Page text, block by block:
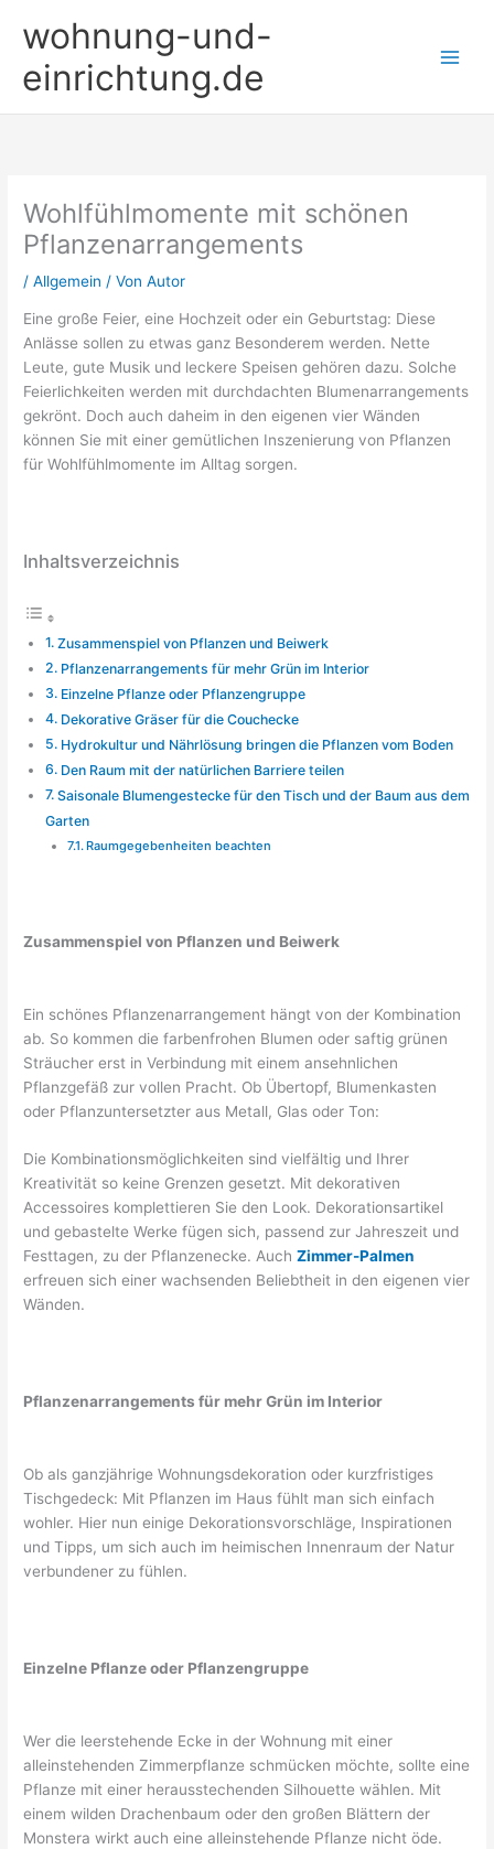
Inhaltwohnung-und-
einrichtung.de
Wohlfühlmomente mit schönen
Pflanzenarrangements
/Allgemein / VonAutor
Eine große Feier, eine Hochzeit oder ein Geburtstag: Diese
Anlässe sollen zu etwas ganz Besonderem werden. Nette
Leute, gute Musik und leckere Speisen gehören dazu. Solche
Feierlichkeiten werden mit durchdachten Blumenarrangements
gekrönt. Doch auch daheim in den eigenen vier Wänden
können Sie mit einer gemütlichen Inszenierung von Pflanzen
für Wohlfühlmomente im Alltag sorgen.
Inhaltsverzeichnis
Zusammenspiel von Pflanzen und Beiwerk
Pflanzenarrangements für mehr Grün im Interior
Einzelne Pflanze oder Pflanzengruppe
Dekorative Gräser für die Couchecke
Hydrokultur und Nährlösung bringen die Pflanzen vom Boden
Den Raum mit der natürlichen Barriere teilen
Saisonale Blumengestecke für den Tisch und der Baum aus dem
Garten
Raumgegebenheiten beachten
Zusammenspiel von Pflanzen und Beiwerk
Ein schönes Pflanzenarrangement hängt von der Kombination
ab. So kommen die farbenfrohen Blumen oder saftig grünen
Sträucher erst in Verbindung mit einem ansehnlichen
Pflanzgefäß zur vollen Pracht. Ob Übertopf, Blumenkasten
oder Pflanzuntersetzter aus Metall, Glas oder Ton:
Die Kombinationsmöglichkeiten sind vielfältig und Ihrer
Kreativität so keine Grenzen gesetzt. Mit dekorativen
Accessoires komplettieren Sie den Look. Dekorationsartikel
und gebastelte Werke fügen sich, passend zur Jahreszeit und
Festtagen, zu der Pflanzenecke. AuchZimmer-Palmen
erfreuen sich einer wachsenden Beliebtheit in den eigenen vier
Wänden.
Pflanzenarrangements für mehr Grün im Interior
Ob als ganzjährige Wohnungsdekoration oder kurzfristiges
Tischgedeck: Mit Pflanzen im Haus fühlt man sich einfach
wohler. Hier nun einige Dekorationsvorschläge, Inspirationen
und Tipps, um sich auch im heimischen Innenraum der Natur
verbundener zu fühlen.
Einzelne Pflanze oder Pflanzengruppe
Wer die leerstehende Ecke in der Wohnung mit einer
alleinstehenden Zimmerpflanze schmücken möchte, sollte eine
Pflanze mit einer herausstechenden Silhouette wählen. Mit
einem wilden Drachenbaum oder den großen Blättern der
Monstera wirkt auch eine alleinstehende Pflanze nicht öde.